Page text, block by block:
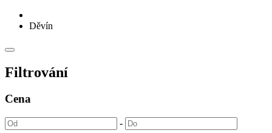
Děvín
Filtrování
Cena
-